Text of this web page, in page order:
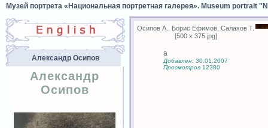
Музей портрета «Национальная портретная галерея». Museum portrait
Александр Осипов
Александр
Осипов
Осипов А., Борис Ефимов, Салахов Т.
[500 x 375 jpg]
а
Добавлен: 30.01.2007
Просмотров 12380